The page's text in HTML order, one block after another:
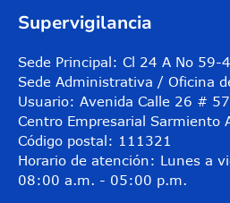
Supervigilancia
Sede Principal: Cl 24 A No 59-
Sede Administrativa / Oficina
Usuario: Avenida Calle 26 #
Centro Empresarial Sarmiento
Código postal: 111321
Horario de atención: Lunes a
08:00 a.m. - 05:00 p.m.